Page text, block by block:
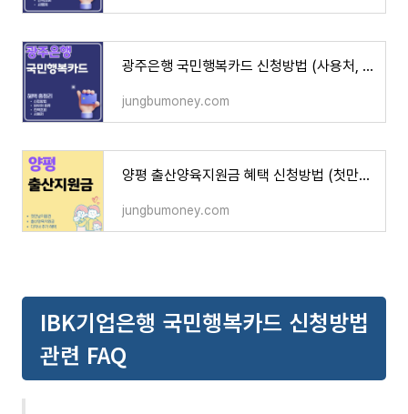
광주은행 국민행복카드 신청방법 (사용처, 잔액조회, 재발급, 대상 바우처 알아보기)
jungbumoney.com
양평 출산양육지원금 혜택 신청방법 (첫만남이용권, 다자녀 추가 혜택, 사용처)
jungbumoney.com
IBK기업은행 국민행복카드 신청방법
관련 FAQ